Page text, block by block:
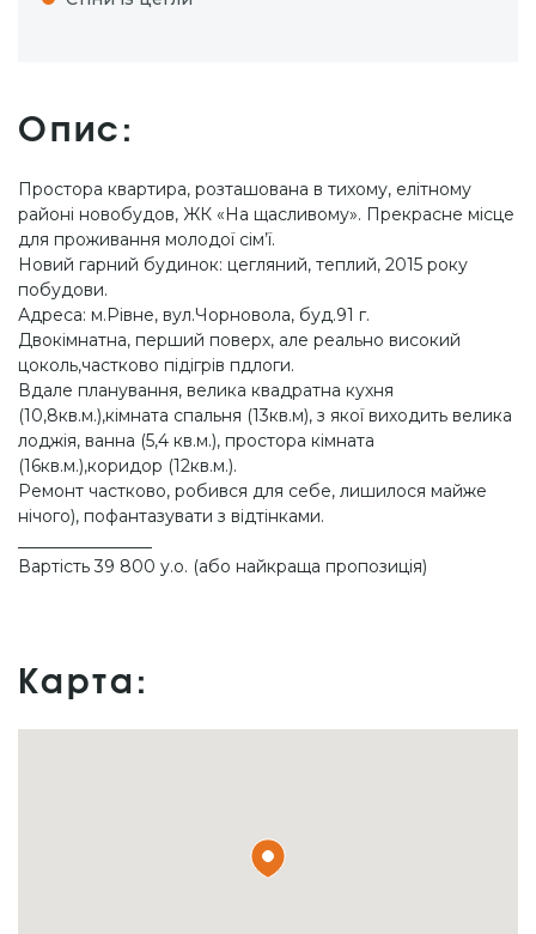
Опис:
Простора квартира, розташована в тихому, елітному
районі новобудов, ЖК «На щасливому». Прекрасне місце
для проживання молодої сім’ї.
Новий гарний будинок: цегляний, теплий, 2015 року
побудови.
Адреса: м.Рівне, вул.Чорновола, буд.91 г.
Двокімнатна, перший поверх, але реально високий
цоколь,частково підігрів пдлоги.
Вдале планування, велика квадратна кухня
(10,8кв.м.),кімната спальня (13кв.м), з якої виходить велика
лоджія, ванна (5,4 кв.м.), простора кімната
(16кв.м.),коридор (12кв.м.).
Ремонт частково, робився для себе, лишилося майже
нічого), пофантазувати з відтінками.
Вартість 39 800 у.о. (або найкраща пропозиція)
Карта: